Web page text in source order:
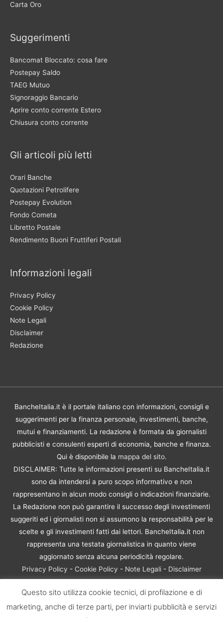
Carta Oro
Suggerimenti
Bancomat Bloccato: cosa fare
Postepay Saldo
TAEG Mutuo
Signoraggio Bancario
Aprire conto corrente Estero
Chiusura conto corrente
Gli articoli più letti
Orari Banche
Quotazioni Petrolifere
Postepay Evolution
Fondo Cometa
Libretto Postale
Rendimento Buoni Fruttiferi Postali
Informazioni legali
Privacy Policy
Cookie Policy
Note Legali
Disclaimer
Redazione
BancheItalia.it è il portale italiano con informazioni, consigli e
suggerimenti per la finanza personale, investimenti, banche,
mutui e finanziamenti. La redazione è formata da giornalisti
pubblicisti e consulenti esperti di economia, banche e finanza.
Qui è disponibile la mappa del sito.
DISCLAIMER: Tutte le informazioni presenti su BancheItalia.it
sono da intendersi a puro scopo informativo e non
rappresentano in alcun modo consigli o indicazioni finanziarie.
La Redazione non può garantire il successo degli investimenti
suggeriti ed i giornalisti non si assumono la responsabilità per le
scelte e gli investimenti fatti dai lettori. BancheItalia.it non
rappresenta una testata giornalistica in quanto viene
aggiornato senza alcuna periodicità regolare.
Privacy Policy - Cookie Policy - Note Legali- Disclaimer
Rischio Investimenti
BancheItalia.it Copyright © 2021. Tutti i diritti sono riservati. |
P.IVA 10673901004 | Contenuti di proprietà di BancheItalia.it:
Questo sito utilizza cookie tecnici, di profilazione e di
marketing, anche di terze parti, per inviarti pubblicità e servizi